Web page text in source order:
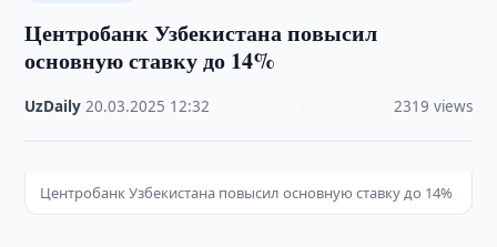
Центробанк Узбекистана повысил
основную ставку до 14%
UzDaily ·20.03.2025 12:32 2319 views
Центробанк Узбекистана повысил основную ставку до 14%